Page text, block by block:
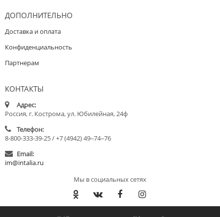
ДОПОЛНИТЕЛЬНО
Доставка и оплата
Конфиденциальность
Партнерам
КОНТАКТЫ
Адрес:
Россия, г. Кострома, ул. Юбилейная, 24ф
Телефон:
8-800-333-39-25 / +7 (4942) 49‒74‒76
Email:
im@intalia.ru
Мы в социальных сетях